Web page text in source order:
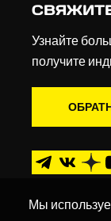
Узнайте
получите
Мы